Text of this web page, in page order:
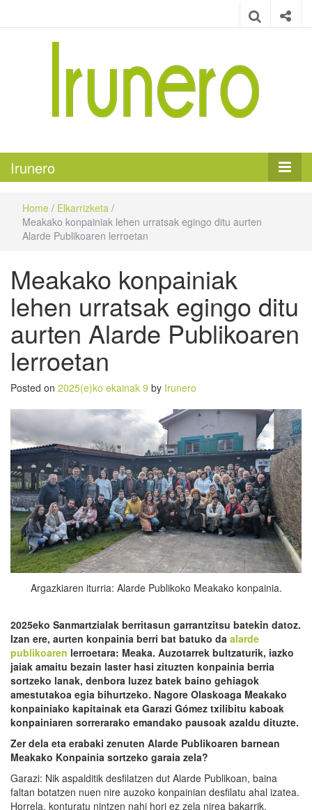
Irunero
Home / Elkarrizketa /
Meakako konpainiak lehen urratsak egingo ditu aurten
Alarde Publikoaren lerroetan
Meakako konpainiak
lehen urratsak egingo ditu
aurten Alarde Publikoaren
lerroetan
Posted on 2025(e)ko ekainak 9 by Irunero
Argazkiaren iturria: Alarde Publikoko Meakako konpainia.
2025eko Sanmartzialak berritasun garrantzitsu batekin datoz.
Izan ere, aurten konpainia berri bat batuko da alarde
publikoaren lerroetara: Meaka. Auzotarrek bultzaturik, iazko
jaiak amaitu bezain laster hasi zituzten konpainia berria
sortzeko lanak, denbora luzez batek baino gehiagok
amestutakoa egia bihurtzeko. Nagore Olaskoaga Meakako
konpainiako kapitainak eta Garazi Gómez txilibitu kaboak
konpainiaren sorrerarako emandako pausoak azaldu dituzte.
Zer dela eta erabaki zenuten Alarde Publikoaren barnean
Meakako Konpainia sortzeko garaia zela?
Garazi: Nik aspalditik desfilatzen dut Alarde Publikoan, baina
faltan botatzen nuen nire auzoko konpainian desfilatu ahal izatea.
Horrela, konturatu nintzen nahi hori ez zela nirea bakarrik,